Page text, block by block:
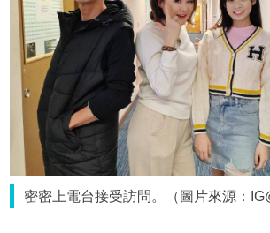
密密上電台接受訪問。（圖片來源：